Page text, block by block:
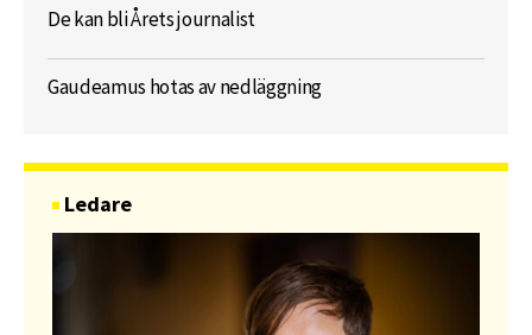
De kan bli Årets journalist
Gaudeamus hotas av nedläggning
Ledare